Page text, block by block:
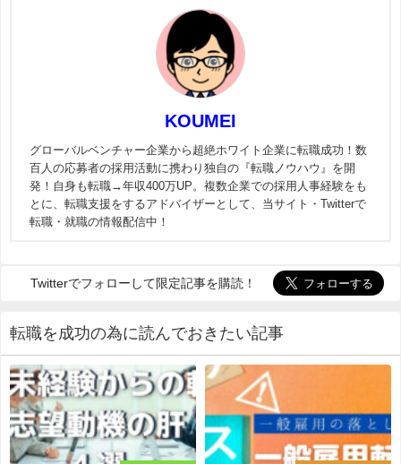
KOUMEI
グローバルベンチャー企業から超絶ホワイト企業に転職成功！数
百人の応募者の採用活動に携わり独自の『転職ノウハウ』を開
発！自身も転職→年収400万UP。複数企業での採用人事経験をも
とに、転職支援をするアドバイザーとして、当サイト・Twitterで
転職・就職の情報配信中！
Twitterでフォローして限定記事を購読！
転職を成功の為に読んでおきたい記事